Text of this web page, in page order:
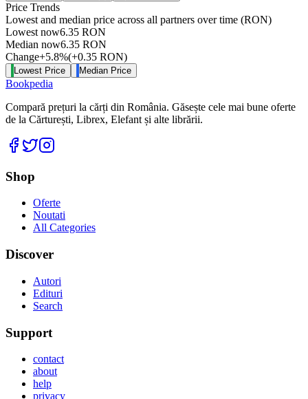
Price Trends
Lowest and median price across all partners over time (RON)
Lowest now6.35 RON
Median now6.35 RON
Change+5.8%(+0.35 RON)
Lowest Price Median Price
Bookpedia
Compară prețuri la cărți din România. Găsește cele mai bune oferte
de la Cărturești, Librex, Elefant și alte librării.
Facebook
Twitter
Shop
Oferte
Noutati
All Categories
Discover
Autori
Edituri
Search
Support
contact
about
help
privacy